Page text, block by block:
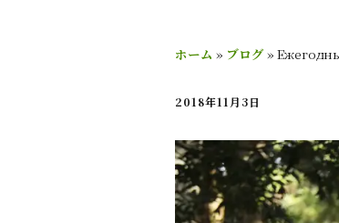
ホーム » ブログ »
2018年11月3日